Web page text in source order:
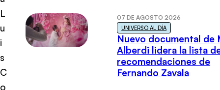
L
u
i
s
C
o
07 DE AGOSTO 2026
UNIVERSO AL DÍA
Nuevo documental de
Alberdi lidera la lista
recomendaciones de
Fernando Zavala